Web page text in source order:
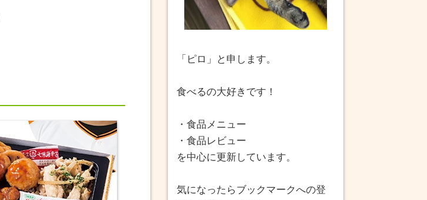
「ピロ」と申します。
食べるの大好きです！
・食品メニュー
・食品レビュー
を中心に更新しています。
気になったらブックマークへの登